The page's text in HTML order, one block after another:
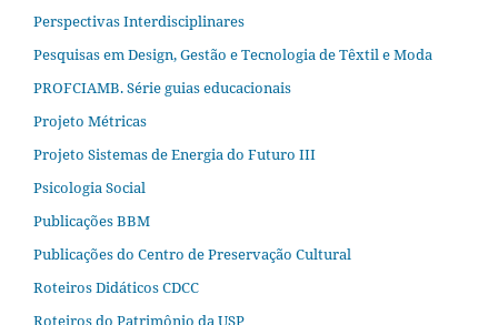
Perspectivas Interdisciplinares
Pesquisas em Design, Gestão e Tecnologia de Têxtil e Moda
PROFCIAMB. Série guias educacionais
Projeto Métricas
Projeto Sistemas de Energia do Futuro III
Psicologia Social
Publicações BBM
Publicações do Centro de Preservação Cultural
Roteiros Didáticos CDCC
Roteiros do Patrimônio da USP